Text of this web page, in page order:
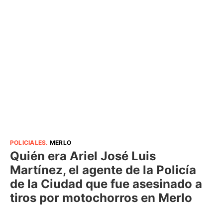
POLICIALES. MERLO
Quién era Ariel José Luis
Martínez, el agente de la Policía
de la Ciudad que fue asesinado a
tiros por motochorros en Merlo